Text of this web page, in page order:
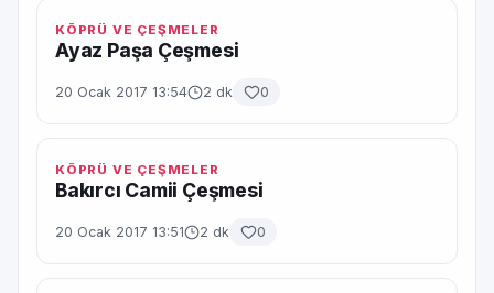
KÖPRÜ VE ÇEŞMELER
Ayaz Paşa Çeşmesi
20 Ocak 2017 13:54 2 dk 0
KÖPRÜ VE ÇEŞMELER
Bakırcı Camii Çeşmesi
20 Ocak 2017 13:51 2 dk 0